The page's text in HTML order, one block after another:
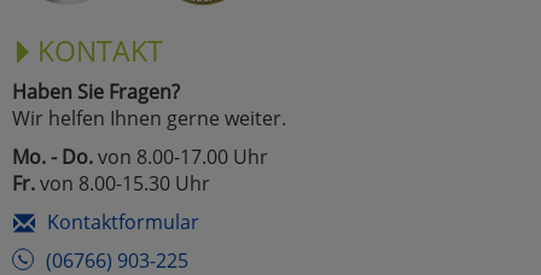
KONTAKT
Haben Sie Fragen?
Wir helfen Ihnen gerne weiter.
Mo. - Do.von 8.00-17.00 Uhr
Fr.von 8.00-15.30 Uhr
Kontaktformular
(06766) 903-225